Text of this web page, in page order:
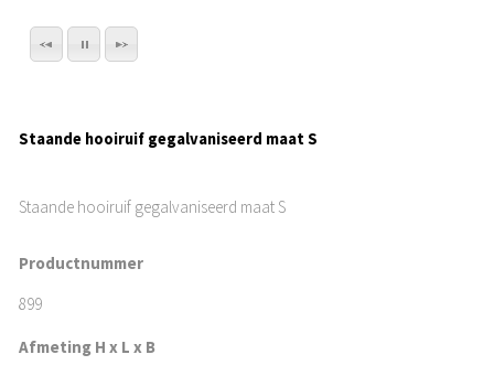
Staande hooiruif gegalvaniseerd maat S
Staande hooiruif gegalvaniseerd maat S
Productnummer
899
Afmeting H x L x B